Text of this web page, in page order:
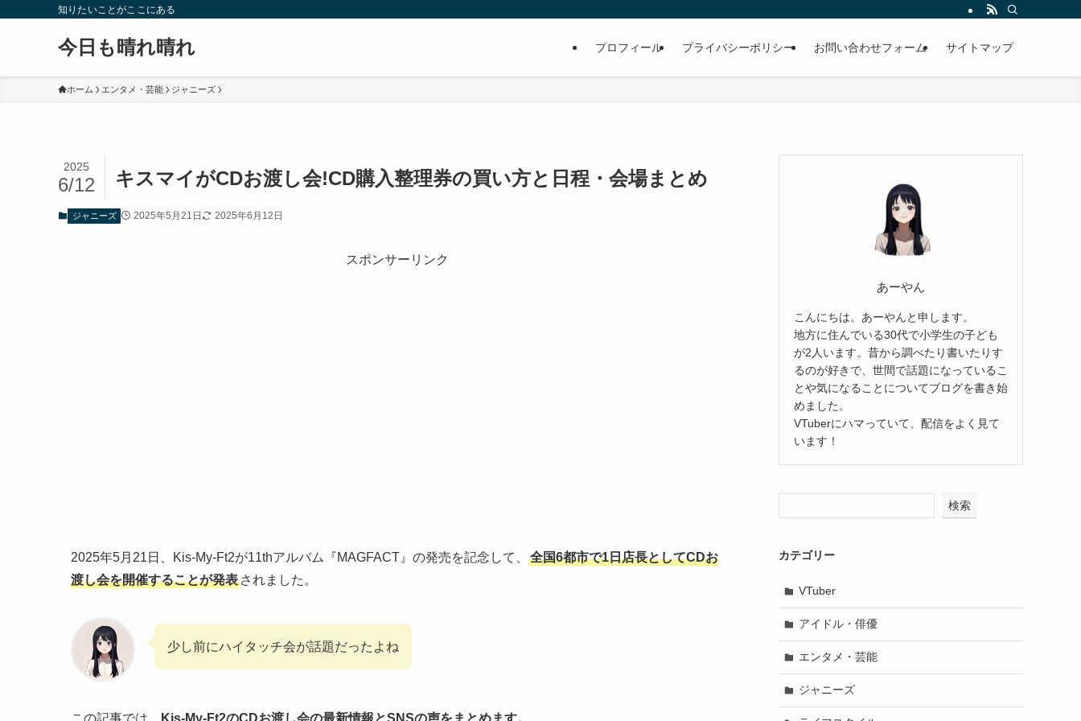
知りたいことがここにある
今日も晴れ晴れ プロフィール プライバシーポリシー お問い合わせフォーム サイトマップ
ホーム エンタメ・芸能 ジャニーズ
キスマイがCDお渡し会!CD購入整理券の買い方と日程・会場まとめ
2025
6/12
ジャニーズ 2025年5月21日 2025年6月12日
スポンサーリンク
2025年5月21日、Kis-My-Ft2が11thアルバム『MAGFACT』の発売を記念して、
全国6都市で1日店長としてCDお
渡し会を開催することが発表 されました。
少し前にハイタッチ会が話題だったよね
この記事では、 Kis-My-Ft2のCDお渡し会の最新情報とSNSの声をまとめます。
あーやん
こんにちは。あーやんと申します。
地方に住んでいる30代で小学生の子ども
が2人います。昔から調べたり書いたりす
るのが好きで、世間で話題になっているこ
とや気になることについてブログを書き始
めました。
VTuberにハマっていて、配信をよく見て
います！
検索
カテゴリー
VTuber
アイドル・俳優
エンタメ・芸能
ジャニーズ